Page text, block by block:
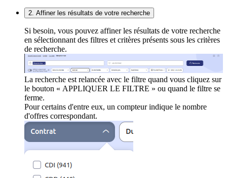
2. Affiner les résultats de votre recherche
Si besoin, vous pouvez affiner les résultats de votre recherche
en sélectionnant des filtres et critères présents sous les critères
de recherche.
La recherche est relancée avec le filtre quand vous cliquez sur
le bouton « APPLIQUER LE FILTRE » ou quand le filtre se
ferme.
Pour certains d'entre eux, un compteur indique le nombre
d'offres correspondant.